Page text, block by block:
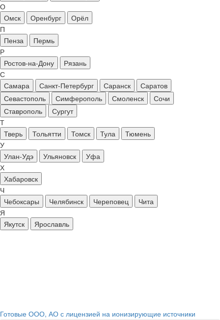
О
Омск
Оренбург
Орёл
П
Пенза
Пермь
Р
Ростов-на-Дону
Рязань
С
Самара
Санкт-Петербург Саранск
Саратов
Севастополь
Симферополь Смоленск
Сочи
Ставрополь
Сургут
Т
Тверь
Тольятти Томск Тула
Тюмень
У
Улан-Удэ
Ульяновск
Уфа
Х
Хабаровск
Ч
Чебоксары
Челябинск Череповец
Чита
Я
Якутск
Ярославль
Готовые ООО, АО с лицензией на ионизирующие источники